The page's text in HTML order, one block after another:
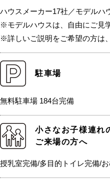
ハウスメーカー17社／モデルハ
※モデルハウスは、自由にご見
※詳しいご説明をご希望の方は
駐車場
無料駐車場 184台完備
小さなお子様連れ
ご来場の方へ
授乳室完備/多目的トイレ完備/